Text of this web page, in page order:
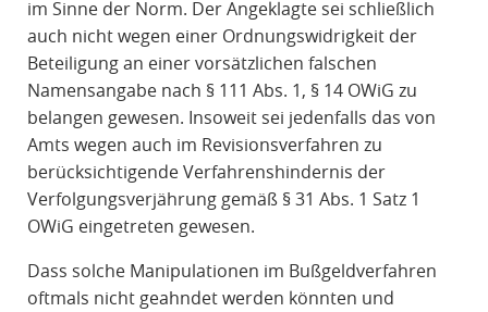
im Sinne der Norm. Der Angeklagte sei schließlich
auch nicht wegen einer Ordnungswidrigkeit der
Beteiligung an einer vorsätzlichen falschen
Namensangabe nach § 111 Abs. 1, § 14 OWiG zu
belangen gewesen. Insoweit sei jedenfalls das von
Amts wegen auch im Revisionsverfahren zu
berücksichtigende Verfahrenshindernis der
Verfolgungsverjährung gemäß § 31 Abs. 1 Satz 1
OWiG eingetreten gewesen.
Dass solche Manipulationen im Bußgeldverfahren
oftmals nicht geahndet werden könnten und